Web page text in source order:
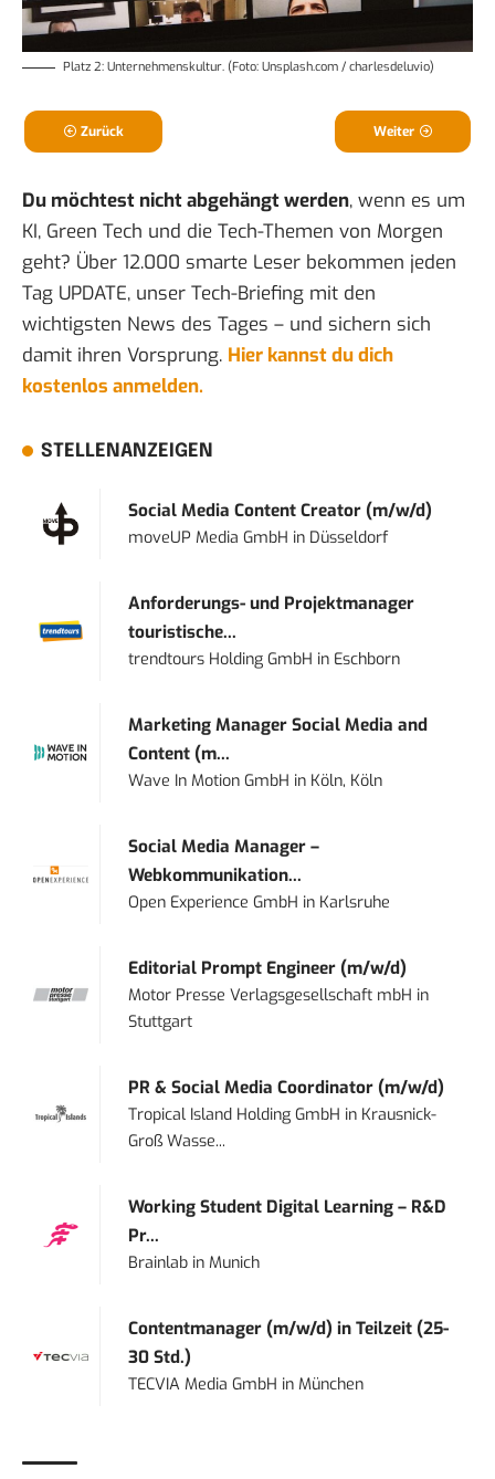
Platz 2: Unternehmenskultur. (Foto: Unsplash.com / charlesdeluvio)
Zurück Weiter
Du möchtest nicht abgehängt werden, wenn es um
KI, Green Tech und die Tech-Themen von Morgen
geht? Über 12.000 smarte Leser bekommen jeden
Tag UPDATE, unser Tech-Briefing mit den
wichtigsten News des Tages – und sichern sich
damit ihren Vorsprung. Hier kannst du dich
kostenlos anmelden.
STELLENANZEIGEN
Social Media Content Creator (m/w/d)
moveUP Media GmbH in Düsseldorf
Anforderungs- und Projektmanager
touristische...
trendtours Holding GmbH in Eschborn
Marketing Manager Social Media and
Content (m...
Wave In Motion GmbH in Köln, Köln
Social Media Manager –
Webkommunikation...
Open Experience GmbH in Karlsruhe
Editorial Prompt Engineer (m/w/d)
Motor Presse Verlagsgesellschaft mbH in
Stuttgart
PR & Social Media Coordinator (m/w/d)
Tropical Island Holding GmbH in Krausnick-
Groß Wasse...
Working Student Digital Learning – R&D
Pr...
Brainlab inMunich
Contentmanager (m/w/d) in Teilzeit (25-
30 Std.)
TECVIA Media GmbH inMünchen